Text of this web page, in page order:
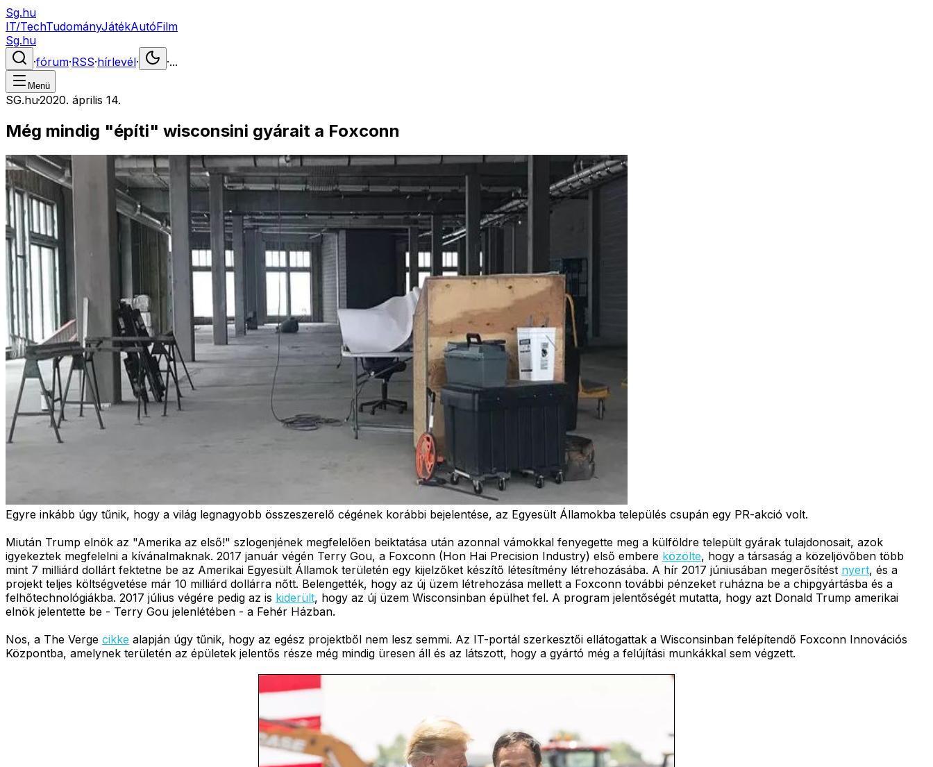
Sg.hu
IT/TechTudományJátékAutóFilm
Sg.hu
·fórum·RSS·hírlevél· ·...
Menü
SG.hu·2020. április 14.
Még mindig "építi" wisconsini gyárait a Foxconn
Egyre inkább úgy tűnik, hogy a világ legnagyobb összeszerelő cégének korábbi bejelentése, az Egyesült Államokba település csupán egy PR-akció volt.
Miután Trump elnök az "Amerika az első!" szlogenjének megfelelően beiktatása után azonnal vámokkal fenyegette meg a külföldre települt gyárak tulajdonosait, azok
igyekeztek megfelelni a kívánalmaknak. 2017 január végén Terry Gou, a Foxconn (Hon Hai Precision Industry) első embere közölte, hogy a társaság a közeljövőben több
mint 7 milliárd dollárt fektetne be az Amerikai Egyesült Államok területén egy kijelzőket készítő létesítmény létrehozásába. A hír 2017 júniusában megerősítést nyert, és a
projekt teljes költségvetése már 10 milliárd dollárra nőtt. Belengették, hogy az új üzem létrehozása mellett a Foxconn további pénzeket ruházna be a chipgyártásba és a
felhőtechnológiákba. 2017 július végére pedig az is kiderült, hogy az új üzem Wisconsinban épülhet fel. A program jelentőségét mutatta, hogy azt Donald Trump amerikai
elnök jelentette be - Terry Gou jelenlétében - a Fehér Házban.
Nos, a The Verge cikke alapján úgy tűnik, hogy az egész projektből nem lesz semmi. Az IT-portál szerkesztői ellátogattak a Wisconsinban felépítendő Foxconn Innovációs
Központba, amelynek területén az épületek jelentős része még mindig üresen áll és az látszott, hogy a gyártó még a felújítási munkákkal sem végzett.